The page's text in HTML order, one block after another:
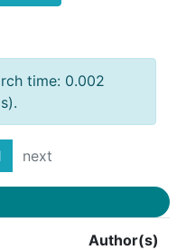
time: 0.002
next
Author(s)